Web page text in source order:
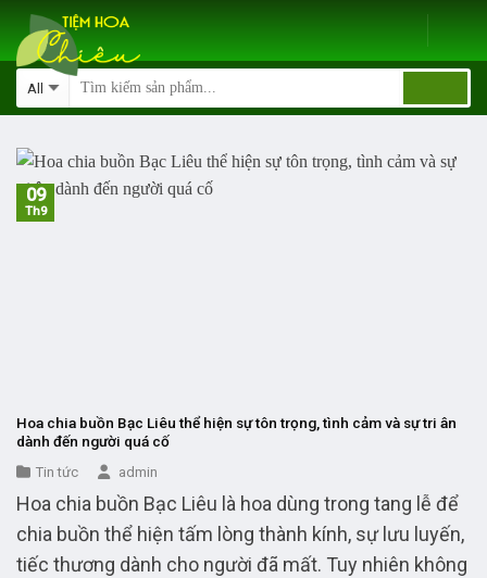
Skip
content
Hoa chia buồn Bạc Liêu thể hiện sự tôn trọng, tình cảm và sự tri ân
dành đến người quá cố
Tin tức admin
Hoa chia buồn Bạc Liêu là hoa dùng trong tang lễ để
chia buồn thể hiện tấm lòng thành kính, sự lưu luyến,
tiếc thương dành cho người đã mất. Tuy nhiên không
09
Th9